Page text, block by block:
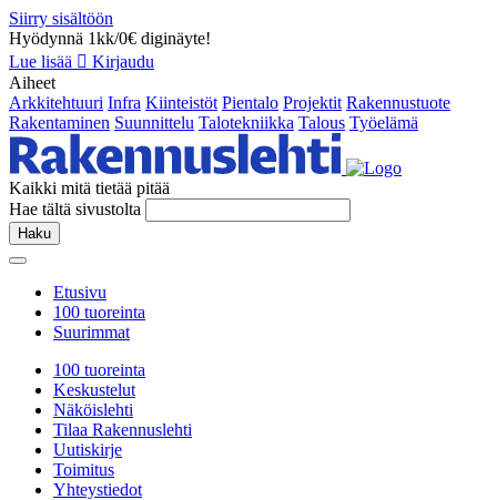
Siirry sisältöön
Hyödynnä 1kk/0€ diginäyte!
Lue lisää
Kirjaudu
Aiheet
Arkkitehtuuri Infra Kiinteistöt Pientalo Projektit Rakennustuote
Rakentaminen Suunnittelu Talotekniikka Talous Työelämä
Kaikki mitä tietää pitää
Hae tältä sivustolta
Haku
Etusivu
100 tuoreinta
Suurimmat
100 tuoreinta
Keskustelut
Näköislehti
Tilaa Rakennuslehti
Uutiskirje
Toimitus
Yhteystiedot